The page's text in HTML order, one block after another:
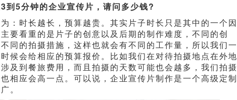
到5分钟的企业宣传片，请问多少钱?
：时长越长，预算越贵。其实片子时长只是其中的一个因
要看重的是片子的创意以及后期的制作难度，不同的创
同的拍摄措施，这样也就会有不同的工作量，所以我们一
候会给相应的预算报价。比如我们在对待拍摄地点在外地
及到餐旅费用，而且拍摄的天数可能也会越多，我们拍摄
相应会高一点。可以说，企业宣传片制作是一个高级定制
。